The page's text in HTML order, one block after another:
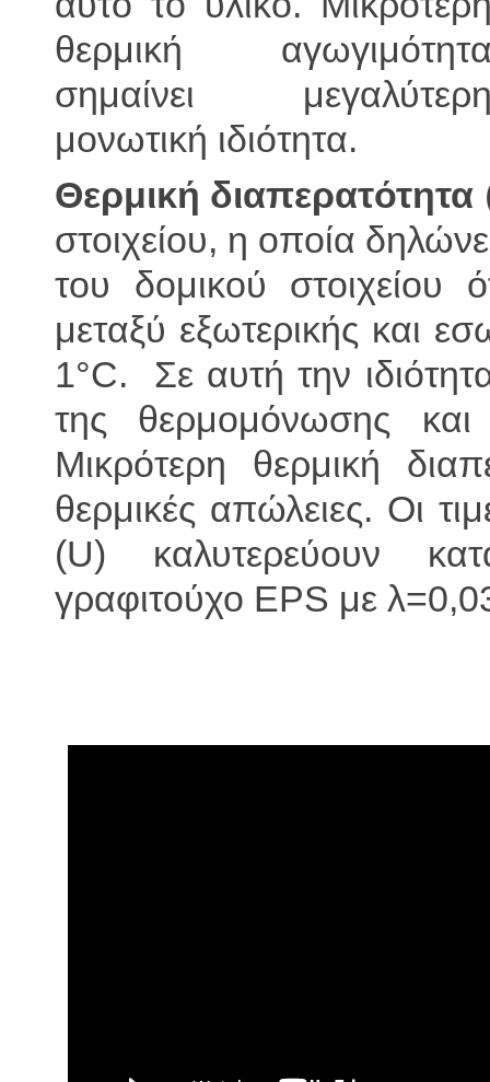
θερμική
σημαίνει
μονωτική ιδιότητα.
Θερμική διαπερατότητα
στοιχείου, η οποία
του δομικού στοιχείου
μεταξύ εξωτερικής και
1°C. Σε αυτή την
της θερμομόνωσης
Μικρότερη θερμική
θερμικές απώλειες. Οι
(U) καλυτερεύουν
γραφιτούχο EPS με